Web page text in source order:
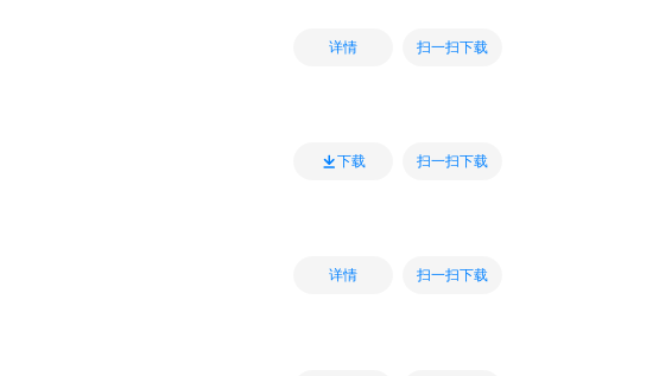
详情 扫一扫下载
下载 扫一扫下载
详情 扫一扫下载